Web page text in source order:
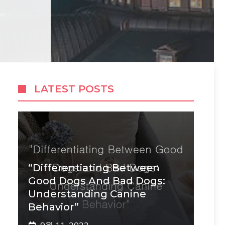
LATEST POSTS
“Differentiating Between
Good Dogs And Bad Dogs:
Understanding Canine
Behavior”